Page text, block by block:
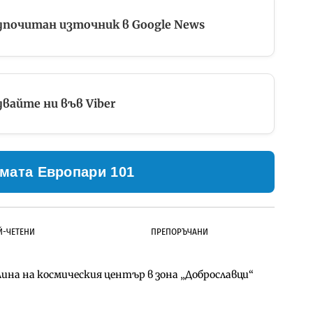
източник в Google News
ни във Viber
Европари 101
ЧЕТЕНИ ПРЕПОРЪЧАНИ
на космическия център в зона „Доброславци“
Петрохан ще върви паралелно с екологичните
Петрохан ще върви паралелно с екологичните